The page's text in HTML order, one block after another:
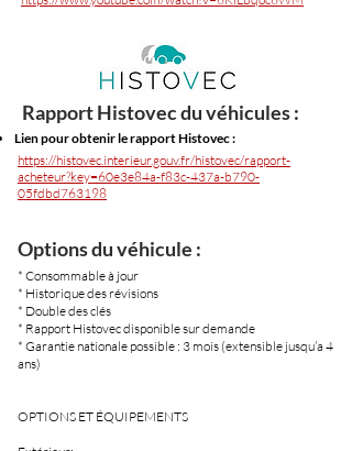
Rapport Histovec du véhicules :
Lien pour obtenir le rapport Histovec :
https://histovec.interieur.gouv.fr/histovec/rapport-
acheteur?key=60e3e84a-f83c-437a-b790-
05fdbd763198
Options du véhicule :
* Consommable à jour
* Historique des révisions
* Double des clés
* Rapport Histovec disponible sur demande
* Garantie nationale possible : 3 mois (extensible jusqu’a 4
ans)
OPTIONS ET ÉQUIPEMENTS